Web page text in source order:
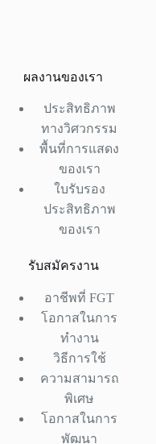
ผลงานของเรา
ประสิทธิภาพ
ทางวิศวกรรม
พื้นที่การแสดง
ของเรา
ใบรับรอง
ประสิทธิภาพ
ของเรา
รับสมัครงาน
อาชีพที่ FGT
โอกาสในการ
ทำงาน
วิธีการใช้
ความสามารถ
พิเศษ
โอกาสในการ
พัฒนา